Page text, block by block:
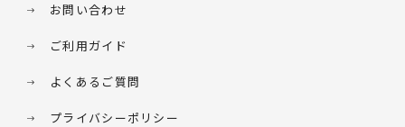
お問い合わせ
ご利用ガイド
よくあるご質問
プライバシーポリシー